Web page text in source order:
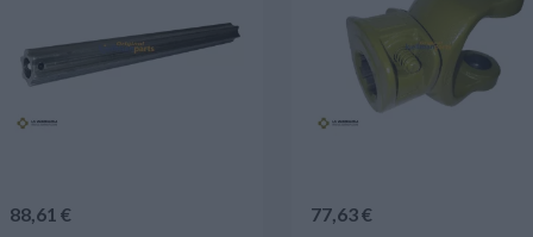
88,61 € 77,63 €